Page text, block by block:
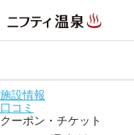
施設情報
口コミ
クーポン・チケット